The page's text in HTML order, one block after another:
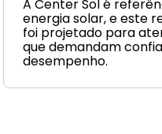
A Center Sol é
energia solar, e este
foi projetado para
que demandam
desempenho.